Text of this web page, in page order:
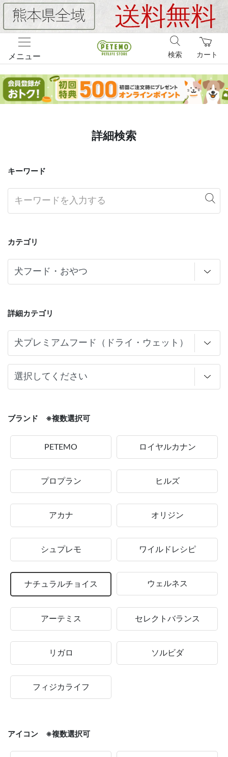
メニュー カート
検索
詳細検索
キーワード
カテゴリ
詳細カテゴリ
ブランド ※複数選択可
PETEMO ロイヤルカナン
プロプラン ヒルズ
アカナ オリジン
シュプレモ ワイルドレシピ
ナチュラルチョイス ウェルネス
アーテミス セレクトバランス
リガロ ソルビダ
フィジカライフ
アイコン ※複数選択可